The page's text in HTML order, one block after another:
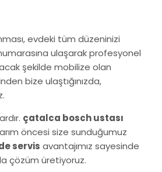
evdeki tüm düzeninizi
ulaşarak profesyonel
şekilde mobilize olan
bize ulaştığınızda,
çatalca bosch ustası
öncesi size sunduğumuz
servis avantajımız sayesinde
çözüm üretiyoruz.